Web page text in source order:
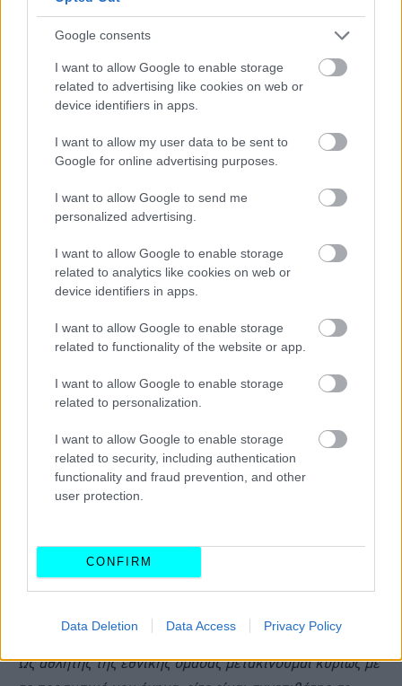
Google consents
I want to allow Google to enable storage
related to advertising like cookies on web or
device identifiers in apps.
I want to allow my user data to be sent to
Google for online advertising purposes.
I want to allow Google to send me
personalized advertising.
I want to allow Google to enable storage
related to analytics like cookies on web or
device identifiers in apps.
I want to allow Google to enable storage
related to functionality of the website or app.
I want to allow Google to enable storage
related to personalization.
I want to allow Google to enable storage
related to security, including authentication
functionality and fraud prevention, and other
user protection.
CONFIRM
Data Deletion Data Access Privacy Policy
μετακινήσεις, ομάδων, αθλητών, προπονητών,
Ως αθλητής της εθνικής ομάδας μετακινούμαι κυρίως με